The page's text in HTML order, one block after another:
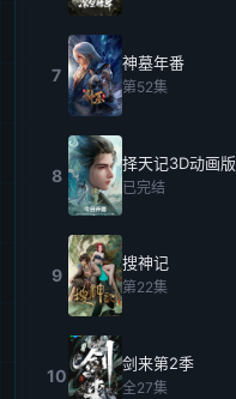
7
神墓年番
第52集
8
择天记3D动画版
已完结
9
搜神记
第22集
10
剑来第2季
全27集